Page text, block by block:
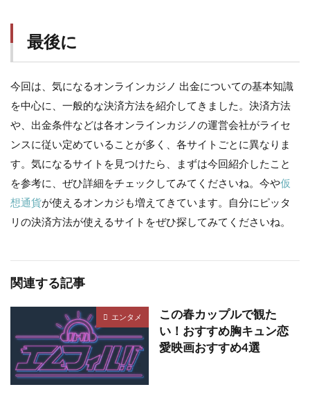
最後に
今回は、気になるオンラインカジノ 出金についての基本知識
を中心に、一般的な決済方法を紹介してきました。決済方法
や、出金条件などは各オンラインカジノの運営会社がライセ
ンスに従い定めていることが多く、各サイトごとに異なりま
す。気になるサイトを見つけたら、まずは今回紹介したこと
を参考に、ぜひ詳細をチェックしてみてくださいね。今や仮
想通貨が使えるオンカジも増えてきています。自分にピッタ
リの決済方法が使えるサイトをぜひ探してみてくださいね。
関連する記事
エンタメ
この春カップルで観た
い！おすすめ胸キュン恋
愛映画おすすめ4選